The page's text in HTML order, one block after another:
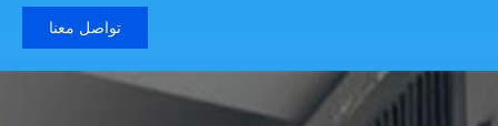
تواصل معنا